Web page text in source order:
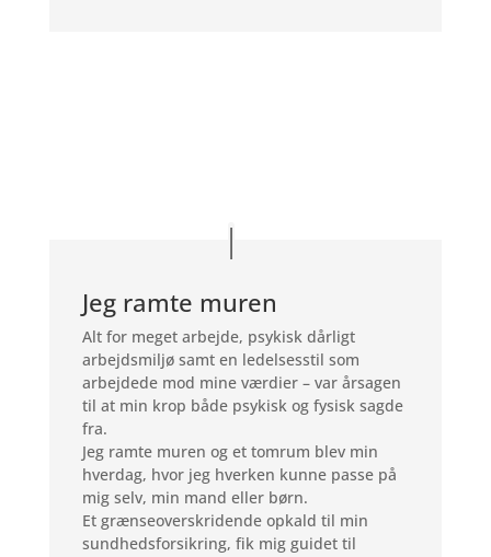
Jeg ramte muren
Alt for meget arbejde, psykisk dårligt
arbejdsmiljø samt en ledelsesstil som
arbejdede mod mine værdier – var årsagen
til at min krop både psykisk og fysisk sagde
fra.
Jeg ramte muren og et tomrum blev min
hverdag, hvor jeg hverken kunne passe på
mig selv, min mand eller børn.
Et grænseoverskridende opkald til min
sundhedsforsikring, fik mig guidet til